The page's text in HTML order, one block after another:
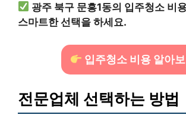
광주 북구 문흥1동의 입주청소 비
스마트한 선택을 하세요.
입주청소 비용 알아보
전문업체 선택하는 방법